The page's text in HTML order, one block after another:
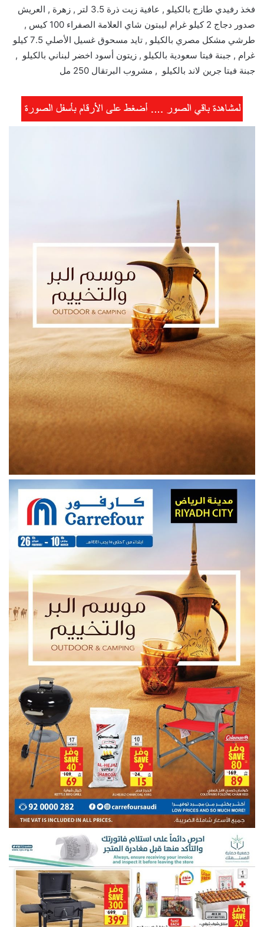
فخذ رفيدي طازج بالكيلو , عافية زيت ذرة 3.5 لتر , زهرة , العريش
صدور دجاج 2 كيلو غرام ليبتون شاي العلامة الصفراء 100 كيس ,
طرشي مشكل مصري بالكيلو , تايد مسحوق غسيل الأصلي 7.5 كيلو
غرام , جبنة فيتا سعودية بالكيلو , زيتون أسود اخضر لبناني بالكيلو ,
جبنة فيتا جرين لاند بالكيلو , مشروب البرتقال 250 مل